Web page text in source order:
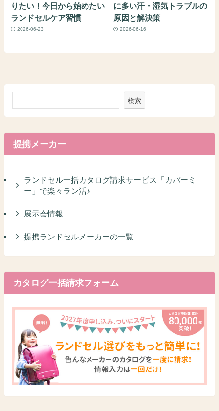
りたい！今日から始めたい
ランドセルケア習慣
2026-06-23
に多い汗・湿気トラブルの
原因と解決策
2026-06-16
検索
提携メーカー
ランドセル一括カタログ請求サービス「カバーミ
ー」で楽々ラン活♪
展示会情報
提携ランドセルメーカーの一覧
カタログ一括請求フォーム